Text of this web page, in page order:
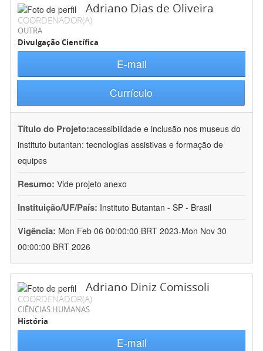
Adriano Dias de Oliveira
COORDENADOR(A)
OUTRA
Divulgação Científica
E-mail
Currículo
Título do Projeto:acessibilidade e inclusão nos museus do
instituto butantan: tecnologias assistivas e formação de
equipes
Resumo: Vide projeto anexo
Instituição/UF/País: Instituto Butantan - SP - Brasil
Vigência: Mon Feb 06 00:00:00 BRT 2023-Mon Nov 30
00:00:00 BRT 2026
Adriano Diniz Comissoli
COORDENADOR(A)
CIÊNCIAS HUMANAS
História
E-mail